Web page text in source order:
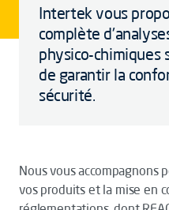
Intertek vous
complète
physico-chimiques
de garantir la
sécurité.
Nous vous accompagnons
vos produits et la mise en